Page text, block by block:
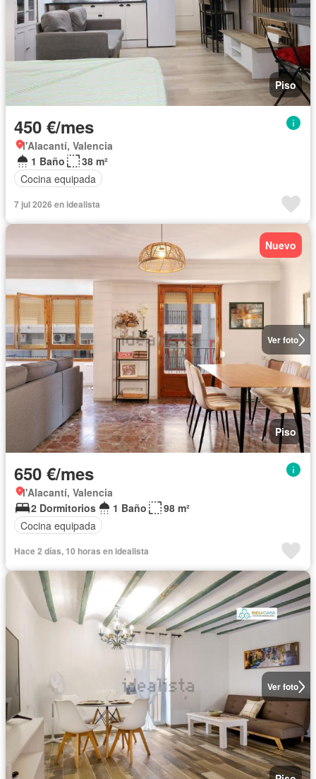
Piso
450 €/mes
l'Alacantí, Valencia
1 Baño
38 m²
Cocina equipada
7 jul 2026 en idealista
Ver foto
Nuevo
Piso
650 €/mes
l'Alacantí, Valencia
2 Dormitorios
1 Baño
98 m²
Cocina equipada
Hace 2 días, 10 horas en idealista
Ver foto